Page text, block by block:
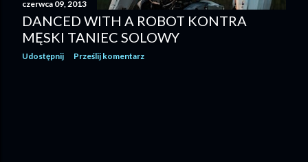
czerwca 09, 2013
DANCED WITH A ROBOT KONTRA
MĘSKI TANIEC SOLOWY
Udostępnij Prześlij komentarz